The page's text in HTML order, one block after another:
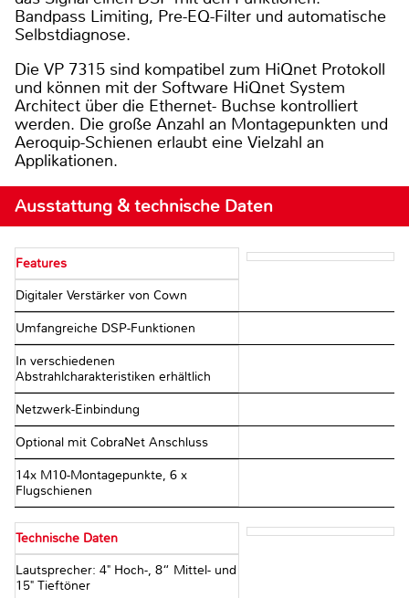
Bandpass Limiting, Pre-EQ-Filter und automatische
Selbstdiagnose.
Die VP 7315 sind kompatibel zum HiQnet Protokoll
und können mit der Software HiQnet System
Architect über die Ethernet- Buchse kontrolliert
werden. Die große Anzahl an Montagepunkten und
Aeroquip-Schienen erlaubt eine Vielzahl an
Applikationen.
Ausstattung & technische Daten
Features
Digitaler Verstärker von Cown
Umfangreiche DSP-Funktionen
In verschiedenen
Abstrahlcharakteristiken erhältlich
Netzwerk-Einbindung
Optional mit CobraNet Anschluss
14x M10-Montagepunkte, 6 x
Flugschienen
Technische Daten
Lautsprecher: 4" Hoch-, 8“ Mittel- und
15" Tieftöner